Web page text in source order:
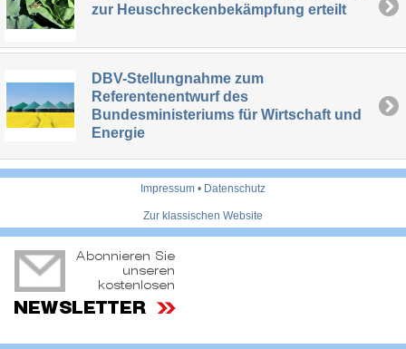
zur Heuschreckenbekämpfung erteilt
DBV-Stellungnahme zum
Referentenentwurf des
Bundesministeriums für Wirtschaft und
Energie
Impressum • Datenschutz
Zur klassischen Website